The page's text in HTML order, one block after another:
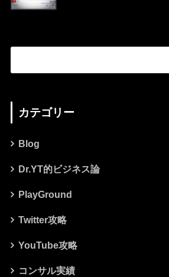
カテゴリー
Blog
Dr.YT的ビジネス論
PlayGround
Twitter攻略
YouTube攻略
コンサル実績